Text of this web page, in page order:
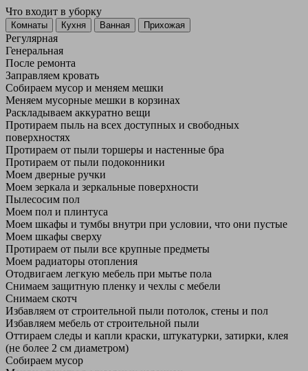
Что входит в уборку
Регу­лярная
Гене­ральная
После ремонта
Заправляем кровать
Собираем мусор и меняем мешки
Меняем мусорные мешки в корзинах
Раскладываем аккуратно вещи
Протираем пыль на всех доступных и свободных
поверхностях
Протираем от пыли торшеры и настенные бра
Протираем от пыли подоконники
Моем дверные ручки
Моем зеркала и зеркальные поверхности
Пылесосим пол
Моем пол и плинтуса
Моем шкафы и тумбы внутри при условии, что они пустые
Моем шкафы сверху
Протираем от пыли все крупные предметы
Моем радиаторы отопления
Отодвигаем легкую мебель при мытье пола
Снимаем защитную пленку и чехлы с мебели
Снимаем скотч
Избавляем от строительной пыли потолок, стены и пол
Избавляем мебель от строительной пыли
Оттираем следы и капли краски, штукатурки, затирки, клея
(не более 2 см диаметром)
Собираем мусор